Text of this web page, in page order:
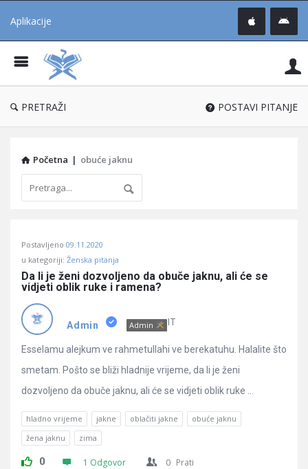
Aplikacije
®
PRETRAŽI POSTAVI PITANJE
Početna | obuće jaknu
Učene
Latest
Pitanja
Postavljeno 09.11.2020
u kategoriji: Ženska pitanja
Da li je ženi dozvoljeno da obuče jaknu, ali će se
vidjeti oblik ruke i ramena?
Admin Admin IT
Esselamu alejkum ve rahmetullahi ve berekatuhu. Halalite što
smetam. Pošto se bliži hladnije vrijeme, da li je ženi
dozvoljeno da obuče jaknu, ali će se vidjeti oblik ruke ...
hladno vrijeme jakne oblačiti jakne
obuće jaknu
žena jaknu
zima
0 1 Odgovor 0 Prati